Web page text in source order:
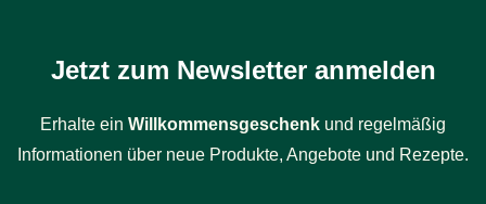
Jetzt zum Newsletter anmelden
Erhalte ein Willkommensgeschenk und regelmäßig
Informationen über neue Produkte, Angebote und Rezepte.